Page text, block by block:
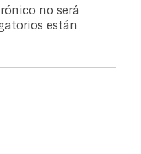
no será
están